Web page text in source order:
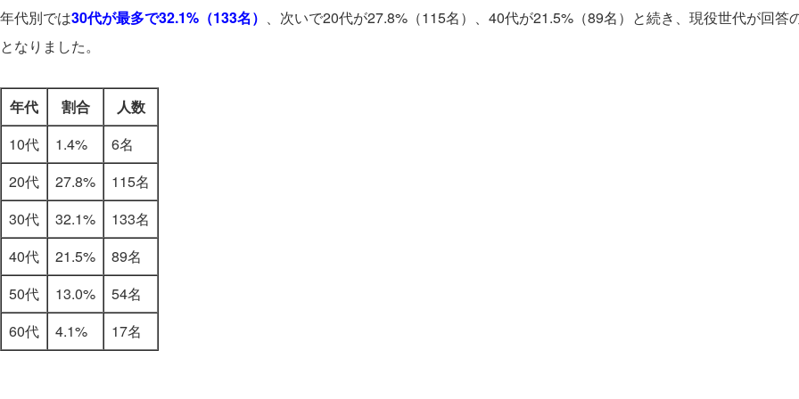
年代別では30代が最多で32.1%（133名） 、次いで20代が27.8%（115名）、40代が21.5%（89名）と続き、現役世代が回答
となりました。
年代 割合
人数
10代
1.4%
6名
20代
27.8%
115名
30代
32.1%
133名
40代
21.5%
89名
50代
13.0%
54名
60代
4.1% 17名